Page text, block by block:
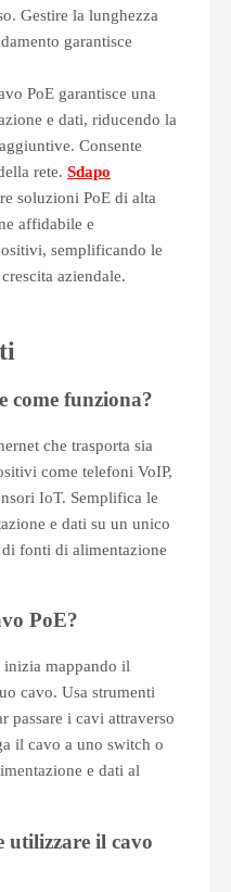
Gestire la lunghezza
garantisce
PoE garantisce una
e dati, riducendo la
Consente
rete. Sdapo
soluzioni PoE di alta
affidabile e
semplificando le
aziendale.
come funziona?
che trasporta sia
come telefoni VoIP,
IoT. Semplifica le
e dati su un unico
fonti di alimentazione
PoE?
inizia mappando il
cavo. Usa strumenti
passare i cavi attraverso
il cavo a uno switch o
e dati al
utilizzare il cavo